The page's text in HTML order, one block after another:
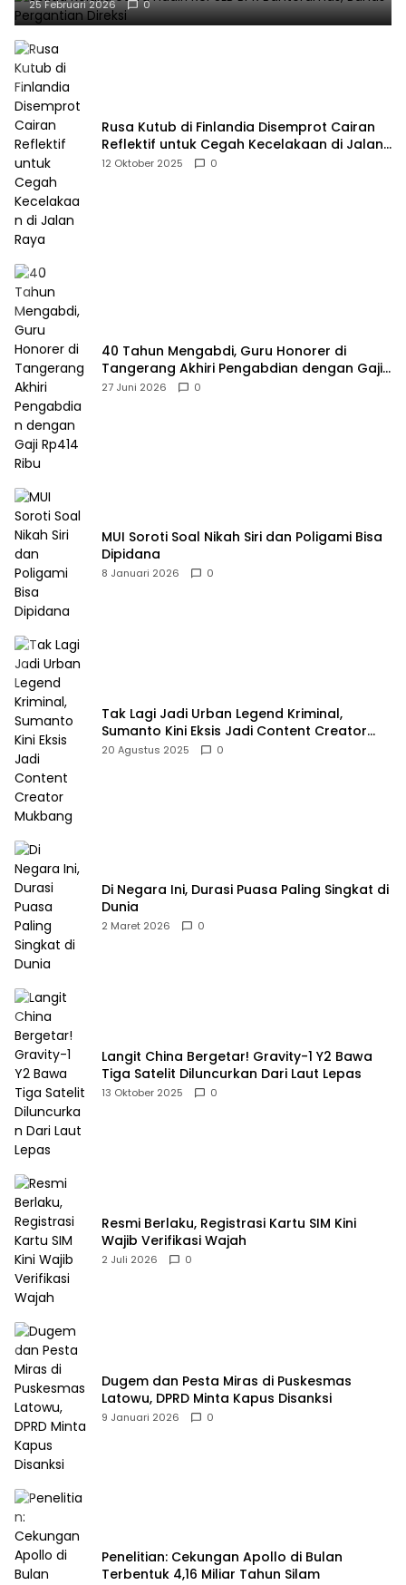
25 Februari 2026 0
Rusa Kutub di Finlandia Disemprot Cairan
Reflektif untuk Cegah Kecelakaan di Jalan
Raya
12 Oktober 2025 0
40 Tahun Mengabdi, Guru Honorer di
Tangerang Akhiri Pengabdian dengan Gaji
Rp414 Ribu
27 Juni 2026 0
MUI Soroti Soal Nikah Siri dan Poligami Bisa
Dipidana
8 Januari 2026 0
Tak Lagi Jadi Urban Legend Kriminal,
Sumanto Kini Eksis Jadi Content Creator
Mukbang
20 Agustus 2025 0
Di Negara Ini, Durasi Puasa Paling Singkat di
Dunia
2 Maret 2026 0
Langit China Bergetar! Gravity-1 Y2 Bawa
Tiga Satelit Diluncurkan Dari Laut Lepas
13 Oktober 2025 0
Resmi Berlaku, Registrasi Kartu SIM Kini
Wajib Verifikasi Wajah
2 Juli 2026 0
Dugem dan Pesta Miras di Puskesmas
Latowu, DPRD Minta Kapus Disanksi
9 Januari 2026 0
Penelitian: Cekungan Apollo di Bulan
Terbentuk 4,16 Miliar Tahun Silam